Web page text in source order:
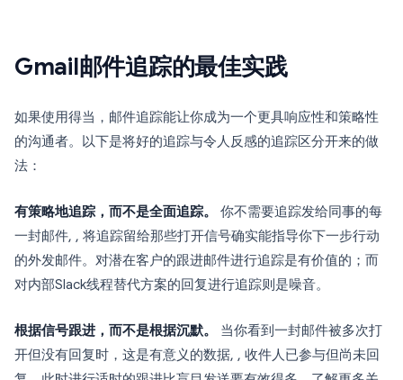
Gmail邮件追踪的最佳实践
如果使用得当，邮件追踪能让你成为一个更具响应性和策略性
的沟通者。以下是将好的追踪与令人反感的追踪区分开来的做
法：
有策略地追踪，而不是全面追踪。
你不需要追踪发给同事的每
一封邮件, , 将追踪留给那些打开信号确实能指导你下一步行动
的外发邮件。对潜在客户的跟进邮件进行追踪是有价值的；而
对内部Slack线程替代方案的回复进行追踪则是噪音。
根据信号跟进，而不是根据沉默。
当你看到一封邮件被多次打
开但没有回复时，这是有意义的数据, , 收件人已参与但尚未回